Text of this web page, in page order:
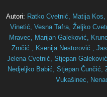
Autori: Ratko Cvetnić, Matija Kos,
Vinetić, Vesna Tafra, Željko
Mravec, Marijan Galeković,
Zrnčić , Ksenija Nestorović ,
Jelena Cvetnić, Stjepan
Nedjeljko Babić, Stjepan Čunčić,
Vukašinec,